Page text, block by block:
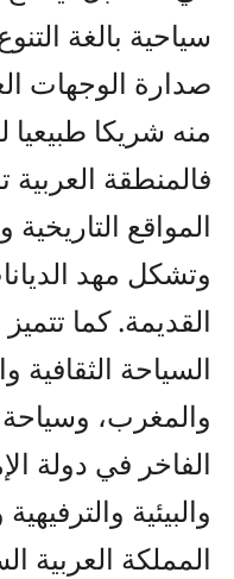
سياحية بالغة
صدارة الوجهات
منه شريكا
فالمنطقة
المواقع
وتشكل مهد
القديمة. كما
السياحة الثقافية
والمغرب،
الفاخر في دولة
والبيئية
المملكة العربية